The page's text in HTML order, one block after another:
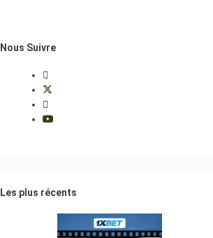
Nous Suivre
Les plus récents